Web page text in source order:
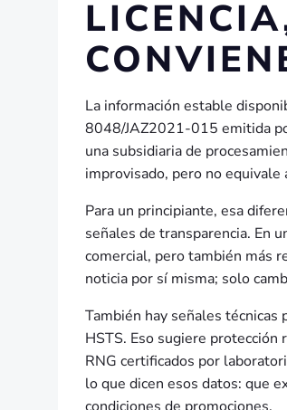
La información estable
8048/JAZ2021-015 emitida
una subsidiaria de
improvisado, pero no equivale
Para un principiante, esa
señales de transparencia. En
comercial, pero también más
noticia por sí misma; solo
También hay señales
HSTS. Eso sugiere
RNG certificados por
lo que dicen esos datos: que